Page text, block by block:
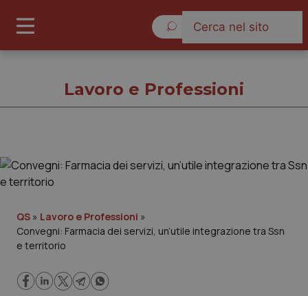
Governo e Parlamento
Regioni e Asl
Lavoro e Professioni
QS » Lavoro e Professioni »
Convegni: Farmacia dei servizi, un’utile integrazione tra Ssn
e territorio